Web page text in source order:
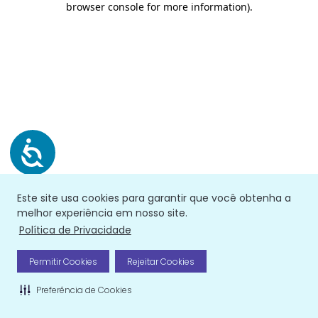
Este site usa cookies para garantir que você obtenha a
melhor experiência em nosso site.
Política de Privacidade
Permitir Cookies Rejeitar Cookies
Preferência de Cookies
browser console for more information).